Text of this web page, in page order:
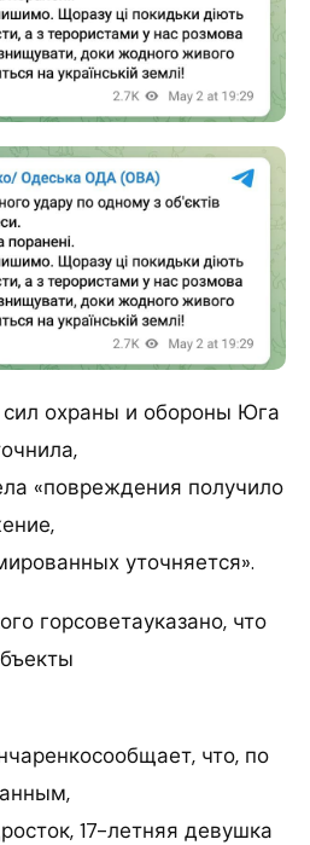
охраны и обороны Юга
«повреждения получило
уточняется».
горсоветауказано, что
что, по
17-летняя девушка